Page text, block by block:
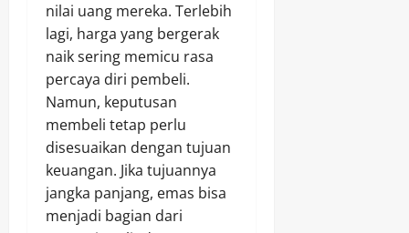
nilai uang mereka. Terlebih
lagi, harga yang bergerak
naik sering memicu rasa
percaya diri pembeli.
Namun, keputusan
membeli tetap perlu
disesuaikan dengan tujuan
keuangan. Jika tujuannya
jangka panjang, emas bisa
menjadi bagian dari